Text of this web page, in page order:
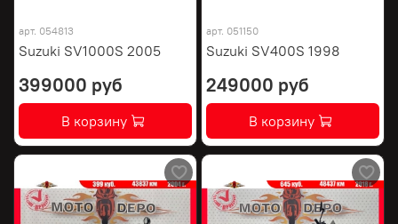
арт. 054813
Suzuki SV1000S 2005
399000 руб
В корзину
арт. 051150
Suzuki SV400S 1998
249000 руб
В корзину